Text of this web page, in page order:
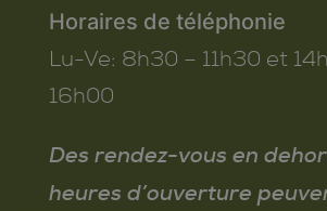
Horaires de téléphonie
Lu-Ve: 8h30 – 11h30 et
16h00
Des rendez-vous en
heures d’ouverture